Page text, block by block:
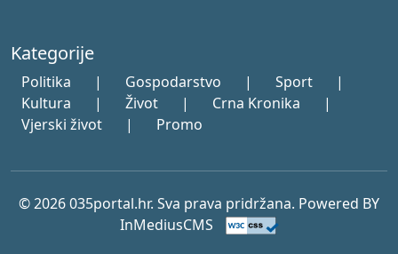
Kategorije
Politika | Gospodarstvo | Sport
|
Kultura
| Život | Crna Kronika
|
Vjerski život
| Promo
© 2026 035portal.hr. Sva prava pridržana. Powered BY
InMediusCMS